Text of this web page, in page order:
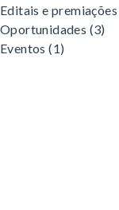
Editais e premiações
Oportunidades (3)
Eventos (1)